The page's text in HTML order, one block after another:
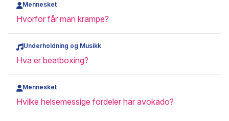
Mennesket
Hvorfor får man krampe?
Underholdning og Musikk
Hva er beatboxing?
Mennesket
Hvilke helsemessige fordeler har avokado?